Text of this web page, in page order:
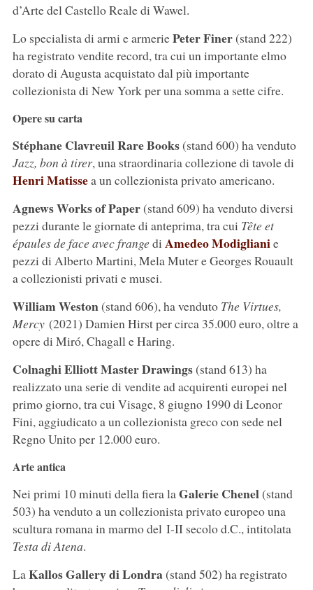
d’Arte del Castello Reale di Wawel.
Lo specialista di armi e armeriePeter Finer(stand 222)
ha registrato vendite record, tra cui un importante elmo
dorato di Augusta acquistato dal più importante
collezionista di New York per una somma a sette cifre.
Opere su carta
Stéphane Clavreuil Rare Books(stand 600) ha venduto
Jazz, bon à tirer, una straordinaria collezione di tavole di
Henri Matissea un collezionista privato americano.
Agnews Works of Paper(stand 609) ha venduto diversi
pezzi durante le giornate di anteprima, tra cui Tête et
épaules de face avec frangedi Amedeo Modiglianie
pezzi di Alberto Martini, Mela Muter e Georges Rouault
a collezionisti privati e musei.
William Weston(stand 606), ha venduto The Virtues,
Mercy(2021) Damien Hirst per circa 35.000 euro, oltre a
opere di Miró, Chagall e Haring.
Colnaghi Elliott Master Drawings(stand 613) ha
realizzato una serie di vendite ad acquirenti europei nel
primo giorno, tra cui Visage, 8 giugno 1990 di Leonor
Fini, aggiudicato a un collezionista greco con sede nel
Regno Unito per 12.000 euro.
Arte antica
Nei primi 10 minuti della fiera la Galerie Chenel(stand
503) ha venduto a un collezionista privato europeo una
scultura romana in marmo del I-II secolo d.C., intitolata
Testa di Atena.
LaKallos Gallery di Londra(stand 502) ha registrato